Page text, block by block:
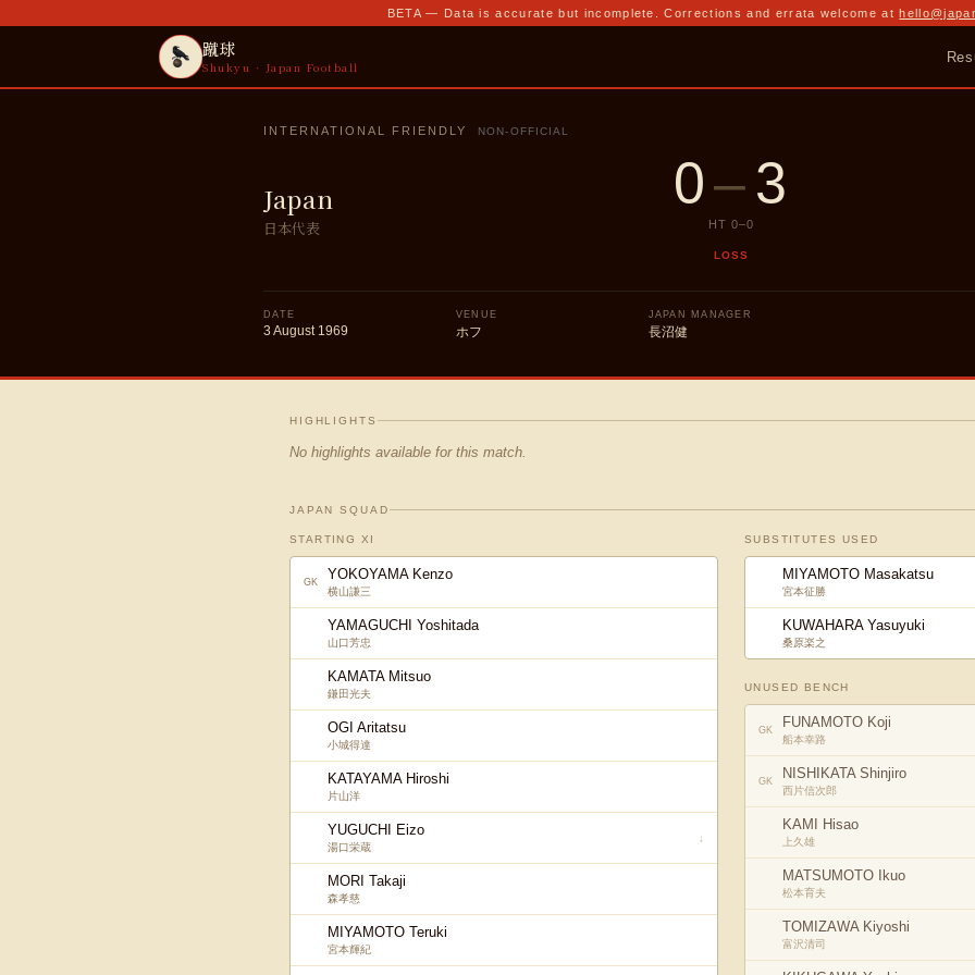
BETA — Data is accurate but incomplete. Corrections and errata welcome at
蹴球
Shukyu · Japan Football
INTERNATIONAL FRIENDLY NON-OFFICIAL
Japan
日本代表
0–3
HT 0–0
LOSS
DATE
3 August 1969
VENUE
ホフ
JAPAN MANAGER
長沼健
HIGHLIGHTS
No highlights available for this match.
JAPAN SQUAD
STARTING XI
GK YOKOYAMA Kenzo
横山謙三
YAMAGUCHI Yoshitada
山口芳忠
KAMATA Mitsuo
鎌田光夫
OGI Aritatsu
小城得達
KATAYAMA Hiroshi
片山洋
YUGUCHI Eizo
湯口栄蔵
↓
MORI Takaji
森孝慈
MIYAMOTO Teruki
宮本輝紀
SUBSTITUTES USED
MIYAMOTO Masakatsu
宮本征勝
KUWAHARA Yasuyuki
桑原楽之
UNUSED BENCH
GK FUNAMOTO Koji
船本幸路
GK NISHIKATA Shinjiro
西片信次郎
KAMI Hisao
上久雄
MATSUMOTO Ikuo
松本育夫
TOMIZAWA Kiyoshi
富沢清司